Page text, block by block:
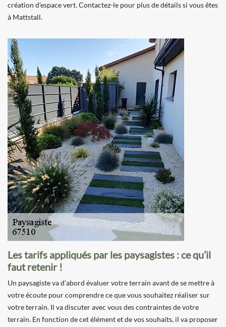
création d’espace vert. Contactez-le pour plus de détails si vous êtes
à Mattstall.
Les tarifs appliqués par les paysagistes : ce qu’il
faut retenir !
Un paysagiste va d’abord évaluer votre terrain avant de se mettre à
votre écoute pour comprendre ce que vous souhaitez réaliser sur
votre terrain. Il va discuter avec vous des contraintes de votre
terrain. En fonction de cet élément et de vos souhaits, il va proposer